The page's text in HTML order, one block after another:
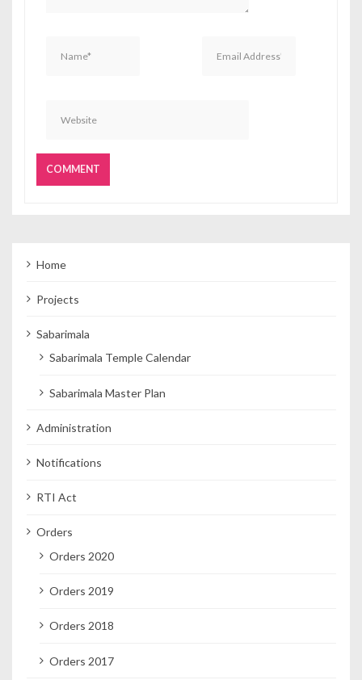
Home
Projects
Sabarimala
Sabarimala Temple Calendar
Sabarimala Master Plan
Administration
Notifications
RTI Act
Orders
Orders 2020
Orders 2019
Orders 2018
Orders 2017